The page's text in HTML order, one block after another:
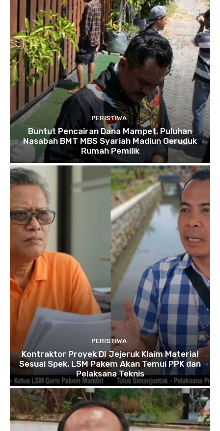
PERISTIWA
Buntut Pencairan Dana Mampet, Puluhan
Nasabah BMT MBS Syariah Madiun Geruduk
Rumah Pemilik
PERISTIWA
Kontraktor Proyek DI Jejeruk Klaim Material
Sesuai Spek, LSM Pakem Akan Temui PPK dan
Pelaksana Teknis